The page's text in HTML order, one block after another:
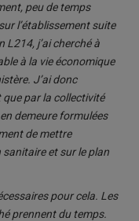
peu de temps
l’établissement suite
L214, j’ai cherché à
à la vie économique
J’ai donc
que par la collectivité
demeure formulées
de mettre
et sur le plan
pour cela. Les
prennent du temps.